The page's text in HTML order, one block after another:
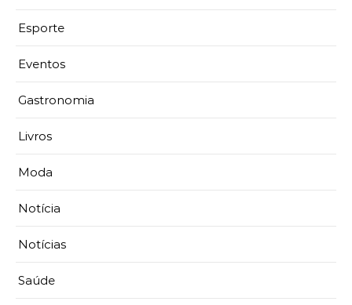
Esporte
Eventos
Gastronomia
Livros
Moda
Notícia
Notícias
Saúde